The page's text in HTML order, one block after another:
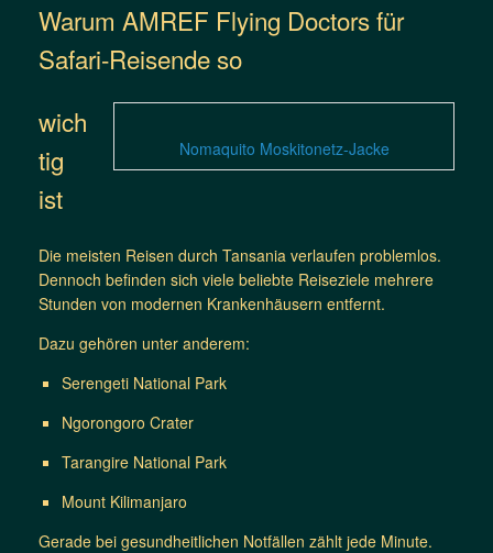
Warum AMREF Flying Doctors für
Safari-Reisende so
Nomaquito Moskitonetz-Jacke
wich
tig
ist
Die meisten Reisen durch Tansania verlaufen problemlos.
Dennoch befinden sich viele beliebte Reiseziele mehrere
Stunden von modernen Krankenhäusern entfernt.
Dazu gehören unter anderem:
Serengeti National Park
Ngorongoro Crater
Tarangire National Park
Mount Kilimanjaro
Gerade bei gesundheitlichen Notfällen zählt jede Minute.